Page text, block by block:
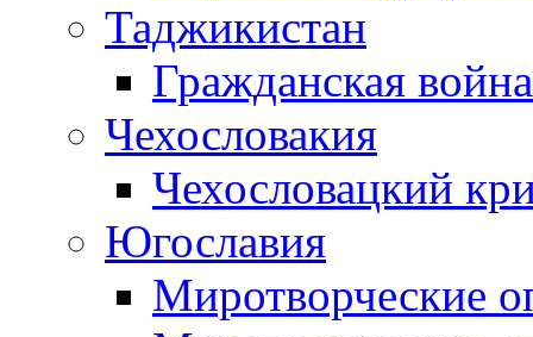
Таджикистан
Гражданская
Чехословакия
Чехословацкий
Югославия
Миротворческие